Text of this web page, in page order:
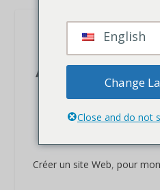
SITE WEB,
ACADÉMIE
MON
SOCIÉTÉ
WORDPRESS
Créer un site Web, pour
English
Change
Close and do not